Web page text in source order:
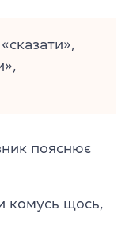
пояснює
комусь щось,